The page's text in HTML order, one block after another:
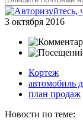
3 октября 2016
Кортеж
автомобиль
план продаж
Новости по теме: